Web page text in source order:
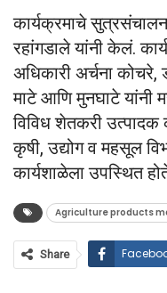
कार्यक्रमाचे
रहांगडाले यांनी केलं.
अधिकारी अर्चना
माटे आणि मुनघाटे यांनी
विविध शेतकरी
कृषी, उद्योग व महसूल
कार्यशाळेला उपस्थित
Agriculture products
Share